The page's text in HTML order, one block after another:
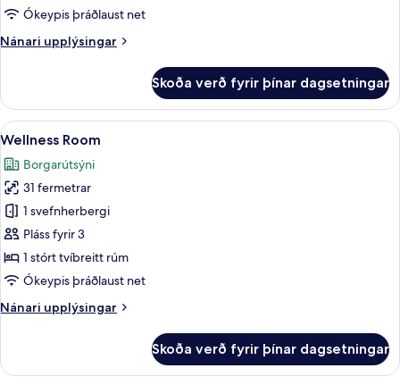
Ókeypis þráðlaust net
Nánari upplýsingar
Nánari
Twin
Room
Skoða verð fyrir þínar dagsetningar
Skoða
allar
myndir
fyrir
Wellness
Room
Wellness Room | Öryggishólf í
5
Wellness Room
Borgarútsýni
31 fermetrar
1 svefnherbergi
Pláss fyrir 3
1 stórt tvíbreitt rúm
Ókeypis þráðlaust net
Nánari upplýsingar
Nánari
Room
Skoða verð fyrir þínar dagsetningar